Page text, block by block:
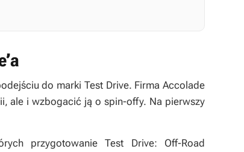
do marki Test Drive. Firma Accolade
ale i wzbogacić ją o spin-offy. Na pierwszy
przygotowanieTest Drive: Off-Road